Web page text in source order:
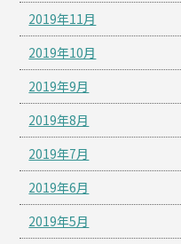
2019年11月
2019年10月
2019年9月
2019年8月
2019年7月
2019年6月
2019年5月